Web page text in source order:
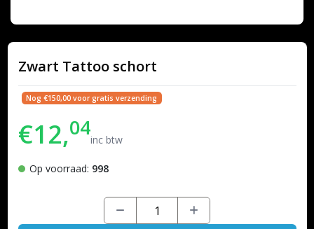
Zwart Tattoo schort
Nog €150,00 voor gratis verzending
€12,04inc btw
Op voorraad: 998